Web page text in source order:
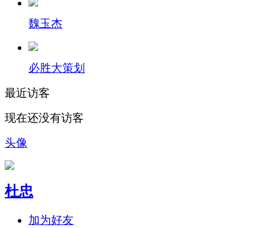
魏玉杰
必胜大策划
最近访客
现在还没有访客
头像
杜忠
加为好友